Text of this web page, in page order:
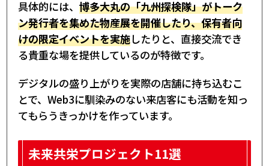
具体的には、 博多大丸の「九州探検隊」がトーク
ン発行者を集めた物産展を開催したり、保有者向
けの限定イベントを実施したりと、直接交流でき
る貴重な場を提供しているのが特徴です。
デジタルの盛り上がりを実際の店舗に持ち込むこ
とで、Web3に馴染みのない来店客にも活動を知っ
てもらうきっかけを作っています。
未来共栄プロジェクト11選